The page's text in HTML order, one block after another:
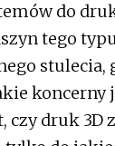
do
tego typu
stulecia,
koncerny
druk 3D